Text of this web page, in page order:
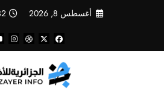
أغسطس 8, 2026